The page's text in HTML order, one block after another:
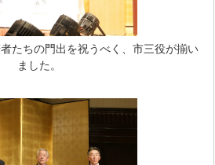
たちの門出を祝うべく、市三役が揃い
ました。